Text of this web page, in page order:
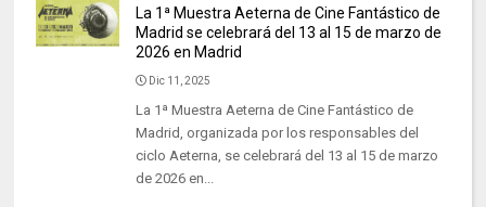
La 1ª Muestra Aeterna de Cine Fantástico de
Madrid se celebrará del 13 al 15 de marzo de
2026 en Madrid
Dic 11, 2025
La 1ª Muestra Aeterna de Cine Fantástico de
Madrid, organizada por los responsables del
ciclo Aeterna, se celebrará del 13 al 15 de marzo
de 2026 en...